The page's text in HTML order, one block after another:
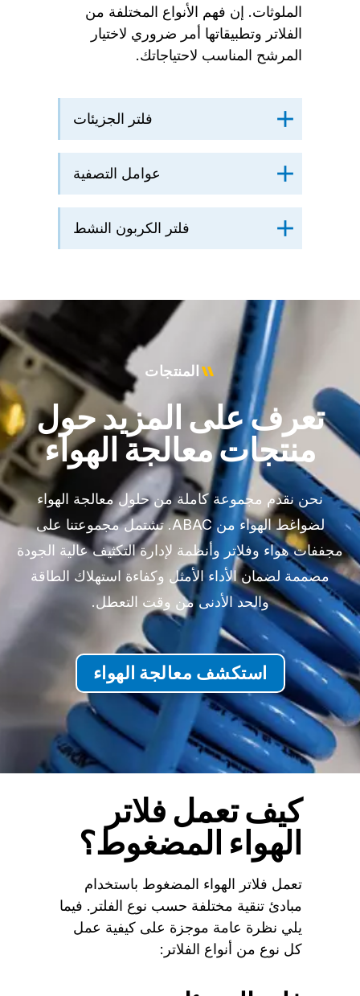
الملوثات. إن فهم الأنواع المختلفة من
الفلاتر وتطبيقاتها أمر ضروري لاختيار
المرشح المناسب لاحتياجاتك.
فلتر الجزيئات
عوامل التصفية
فلتر الكربون النشط
المنتجات
تعرف على المزيد حول
منتجات معالجة الهواء
نحن نقدم مجموعة كاملة من حلول معالجة الهواء
لضواغط الهواء من ABAC. تشتمل مجموعتنا على
مجففات هواء وفلاتر وأنظمة لإدارة التكثيف عالية الجودة
مصممة لضمان الأداء الأمثل وكفاءة استهلاك الطاقة
والحد الأدنى من وقت التعطل.
استكشف معالجة الهواء
كيف تعمل فلاتر
الهواء المضغوط؟
تعمل فلاتر الهواء المضغوط باستخدام
مبادئ تنقية مختلفة حسب نوع الفلتر. فيما
يلي نظرة عامة موجزة على كيفية عمل
كل نوع من أنواع الفلاتر: